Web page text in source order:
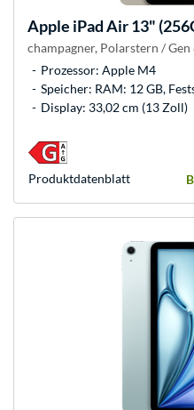
Apple iPad Air 13"
champagner, Polarstern /
Prozessor: Apple M4
Speicher: RAM: 12 GB,
Display: 33,02 cm (13 Zoll)
Produkt­datenblatt